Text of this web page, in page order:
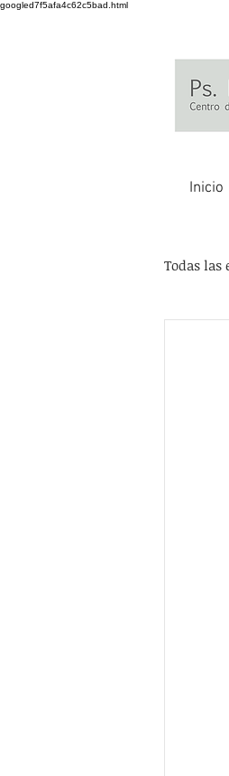
googled7f5afa4c62c5bad.html
Inicio
Todas las